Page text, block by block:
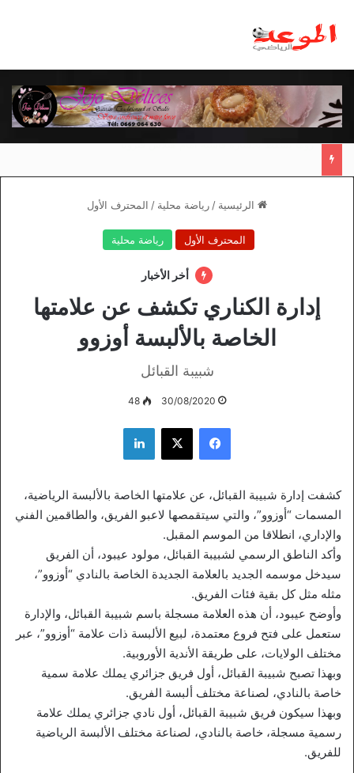
الرئيسية /رياضة محلية / المحترف الأول
المحترف الأول رياضة محلية
أخر الأخبار
إدارة الكناري تكشف عن علامتها
الخاصة بالألبسة أوزوو
شبيبة القبائل
30/08/2020
48
فيسبوك ‫X لينكدإن
كشفت إدارة شبيبة القبائل، عن علامتها الخاصة بالألبسة الرياضية،
المسمات “أوزوو”، والتي سيتقمصها لاعبو الفريق، والطاقمين الفني
والإداري، انطلاقا من الموسم المقبل.
وأكد الناطق الرسمي لشبيبة القبائل، مولود عيبود، أن الفريق
سيدخل موسمه الجديد بالعلامة الجديدة الخاصة بالنادي “أوزوو”،
مثله مثل كل بقية فئات الفريق.
وأوضح عيبود، أن هذه العلامة مسجلة باسم شبيبة القبائل، والإدارة
ستعمل على فتح فروع معتمدة، لبيع الألبسة ذات علامة “أوزوو”، عبر
مختلف الولايات، على طريقة الأندية الأوروبية.
وبهذا تصبح شبيبة القبائل، أول فريق جزائري يملك علامة سمية
خاصة بالنادي، لصناعة مختلف ألبسة الفريق.
وبهذا سيكون فريق شبيبة القبائل، أول نادي جزائري يملك علامة
رسمية مسجلة، خاصة بالنادي، لصناعة مختلف الألبسة الرياضية
للفريق.